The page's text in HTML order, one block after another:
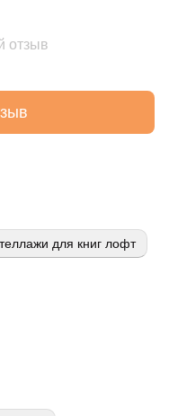
отзыв
для книг лофт